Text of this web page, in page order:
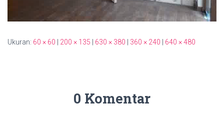
Ukuran: 60 × 60 | 200 × 135 | 630 × 380 | 360 × 240 | 640 × 480
0 Komentar